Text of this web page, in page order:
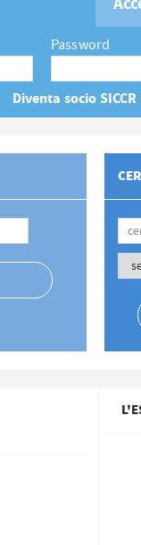
Password
Diventa socio SICCR